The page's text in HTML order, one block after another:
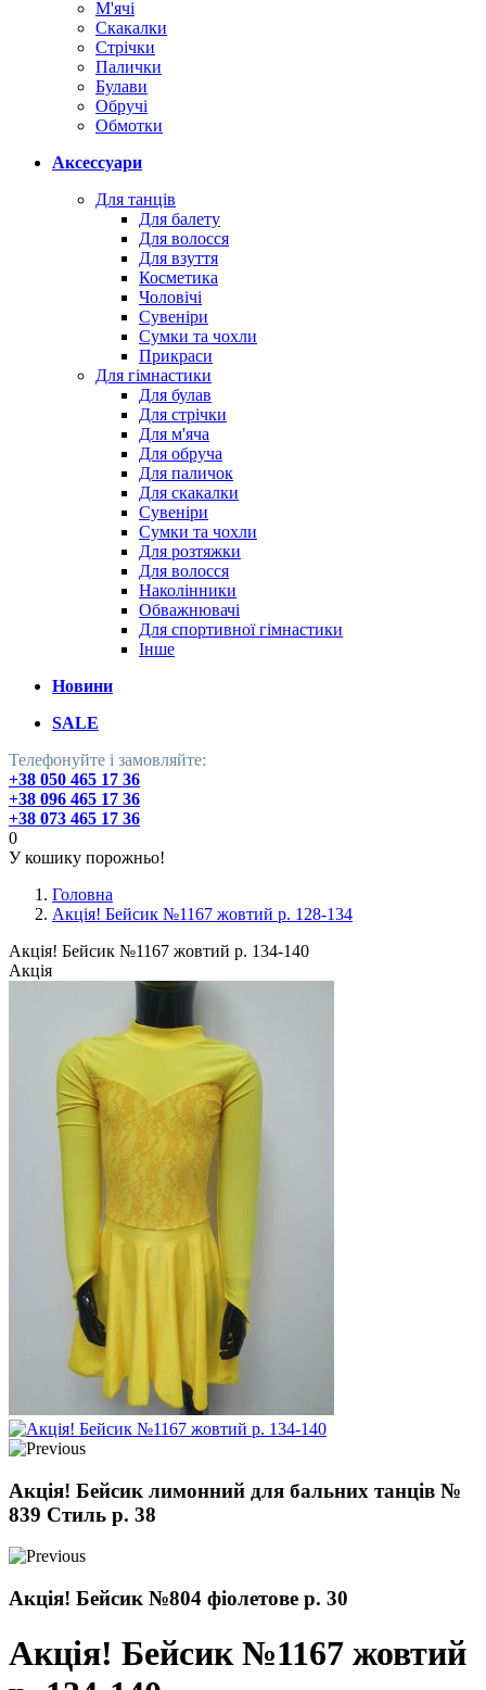
М'ячі
Скакалки
Стрічки
Палички
Булави
Обручі
Обмотки
Аксессуари
Для танців
Для балету
Для волосся
Для взуття
Косметика
Чоловічі
Сувеніри
Сумки та чохли
Прикраси
Для гімнастики
Для булав
Для стрічки
Для м'яча
Для обруча
Для паличок
Для скакалки
Сувеніри
Сумки та чохли
Для розтяжки
Для волосся
Наколінники
Обважнювачі
Для спортивної гімнастики
Інше
Новини
SALE
Телефонуйте і замовляйте:
+38 050 465 17 36
+38 096 465 17 36
+38 073 465 17 36
0
У кошику порожньо!
Головна
Акція! Бейсик №1167 жовтий р. 128-134
Акція! Бейсик №1167 жовтий р. 134-140
Акція
Акція! Бейсик лимонний для бальних танців №
839 Стиль р. 38
Акція! Бейсик №804 фіолетове р. 30
Акція! Бейсик №1167 жовтий